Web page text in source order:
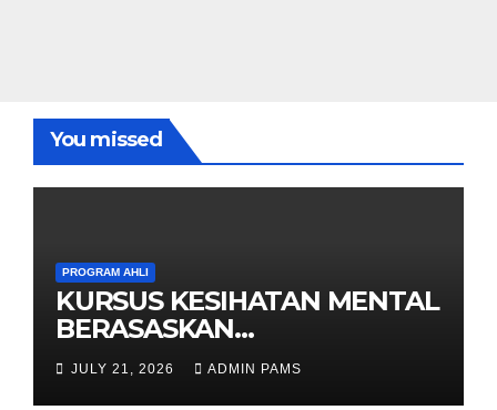
You missed
PROGRAM AHLI
KURSUS KESIHATAN MENTAL
BERASASKAN
HYPNOTHERAPY GERAN
OLEH KPWKKK SARAWAK
JULY 21, 2026 ADMIN PAMS